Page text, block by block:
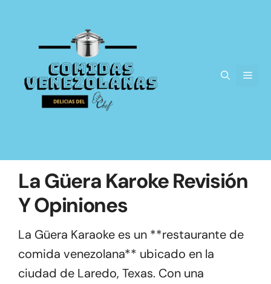
contenido
La Güera Karoke Revisión
Y Opiniones
La Güera Karaoke es un **restaurante de
comida venezolana** ubicado en la
ciudad de Laredo, Texas. Con una